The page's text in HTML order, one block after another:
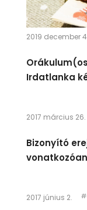
Egészen pár
2019 december
Irdatlanka
2017 március 26.
Bizonyító
2017 június 2.